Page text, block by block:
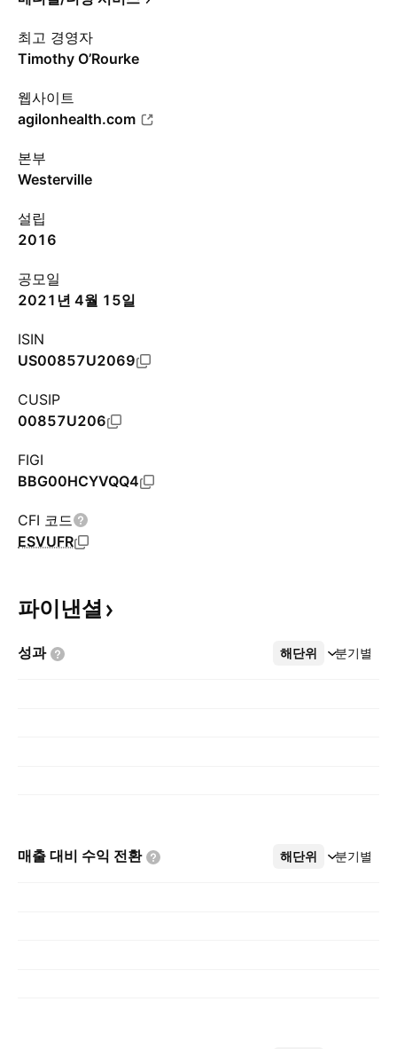
최고 경영자
Timothy O’Rourke
웹사이트
agilonhealth.com
본부
Westerville
설립
2016
공모일
2021년 4월 15일
ISIN
US00857U2069
CUSIP
00857U206
FIGI
BBG00HCYVQQ4
CFI 코드
ESVUFR
파이낸셜
성과 해단위 분기별
더보기
매출 대비 수익 전환 해단위 분기별
더보기